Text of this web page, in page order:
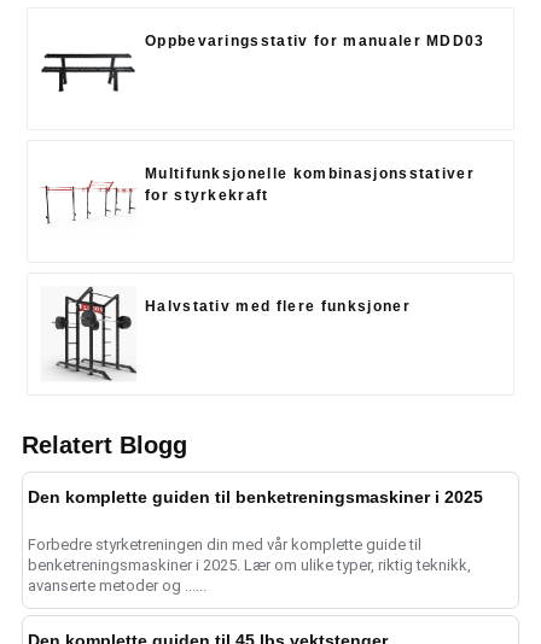
Oppbevaringsstativ for manualer MDD03
Multifunksjonelle kombinasjonsstativer
for styrkekraft
Halvstativ med flere funksjoner
Relatert Blogg
Den komplette guiden til benketreningsmaskiner i 2025
Forbedre styrketreningen din med vår komplette guide til
benketreningsmaskiner i 2025. Lær om ulike typer, riktig teknikk,
avanserte metoder og ......
Den komplette guiden til 45 lbs vektstenger